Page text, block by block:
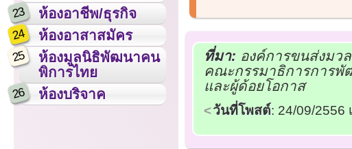
23 ห้องอาชีพ/ธุรกิจ
24 ห้องอาสาสมัคร
25
ห้องมูลนิธิพัฒนาคน
พิการไทย
26 ห้องบริจาค
ที่มา: องค์การขนส่งมว
คณะกรรมาธิการการพั
และผู้ด้อยโอกาส
วันที่โพสต์: 24/09/2556